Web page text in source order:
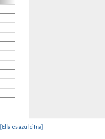
[Ella es azul cifra]